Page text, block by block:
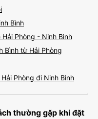
Bình
Phòng - Ninh Bình
Bình từ Hải Phòng
Phòng đi Ninh Bình
thường gặp khi đặt